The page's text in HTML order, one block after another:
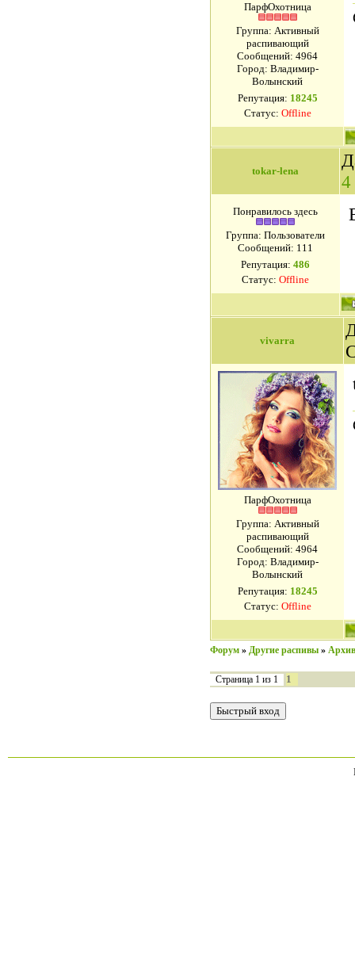
ПарфОхотница
Группа: Активный
распивающий
Сообщений: 4964
Город: Владимир-
Волынский
Репутация: 18245
Статус: Offline
tokar-lena
4
Понравилось здесь
Группа: Пользователи
Сообщений: 111
Репутация: 486
Статус: Offline
vivarra
ПарфОхотница
Группа: Активный
распивающий
Сообщений: 4964
Город: Владимир-
Волынский
Репутация: 18245
Статус: Offline
Форум » Другие распивы »
Страница 1 из 1 1